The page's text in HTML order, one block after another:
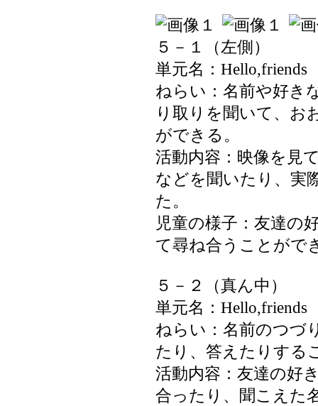
５－１（左側）
単元名：Hello,friends
ねらい：名前や好き
り取りを聞いて、お
ができる。
活動内容：映像を見
などを聞いたり、実
た。
児童の様子：友達の
て尋ね合うことがで
５－２（真ん中）
単元名：Hello,friends
ねらい：名前のつづ
たり、答えたりする
活動内容：友達の好
合ったり、聞こえた